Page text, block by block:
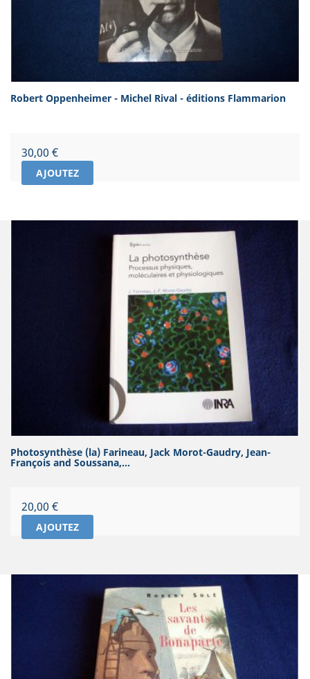
Robert Oppenheimer - Michel Rival - éditions Flammarion
Prix
30,00 €
AJOUTEZ
Photosynthèse (la) Farineau, Jack Morot-Gaudry, Jean-
François and Soussana,...
Prix
20,00 €
AJOUTEZ